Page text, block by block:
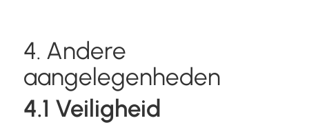
4. Andere
aangelegenheden
4.1 Veiligheid